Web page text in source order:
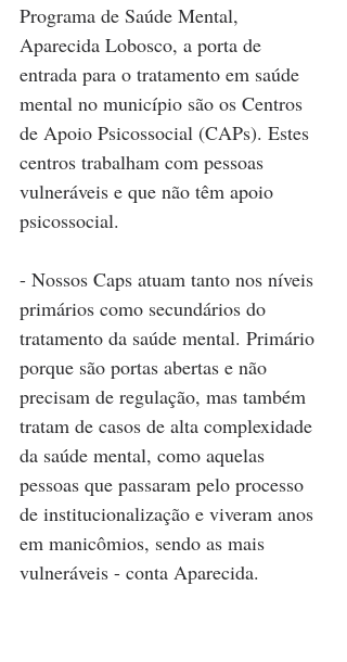
Programa de Saúde Mental,
Aparecida Lobosco, a porta de
entrada para o tratamento em saúde
mental no município são os Centros
de Apoio Psicossocial (CAPs). Estes
centros trabalham com pessoas
vulneráveis e que não têm apoio
psicossocial.
- Nossos Caps atuam tanto nos níveis
primários como secundários do
tratamento da saúde mental. Primário
porque são portas abertas e não
precisam de regulação, mas também
tratam de casos de alta complexidade
da saúde mental, como aquelas
pessoas que passaram pelo processo
de institucionalização e viveram anos
em manicômios, sendo as mais
vulneráveis - conta Aparecida.